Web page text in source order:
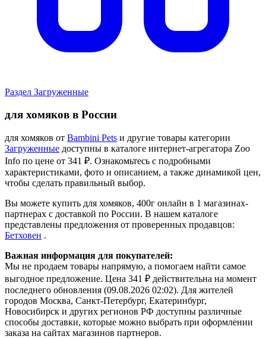
Раздел Загруженные
для хомяков в России
для хомяков от Bambini Pets и другие товары категории
Загруженные доступны в каталоге интернет-агрегатора Zoo
Info по цене от 341 ₽. Ознакомьтесь с подробными
характеристиками, фото и описанием, а также динамикой цен,
чтобы сделать правильный выбор.
Вы можете купить для хомяков, 400г онлайн в 1 магазинах-
партнерах с доставкой по России. В нашем каталоге
представлены предложения от проверенных продавцов:
Бетховен .
Важная информация для покупателей:
Мы не продаем товары напрямую, а помогаем найти самое
выгодное предложение. Цена 341 ₽ действительна на момент
последнего обновления (09.08.2026 02:02). Для жителей
городов Москва, Санкт-Петербург, Екатеринбург,
Новосибирск и других регионов РФ доступны различные
способы доставки, которые можно выбрать при оформлении
заказа на сайтах магазинов партнеров.